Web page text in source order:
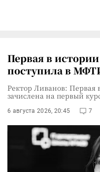
Первая в
поступила в
Ректор Ливанов: Первая
зачислена на первый
6 августа 2026, 20:45 7